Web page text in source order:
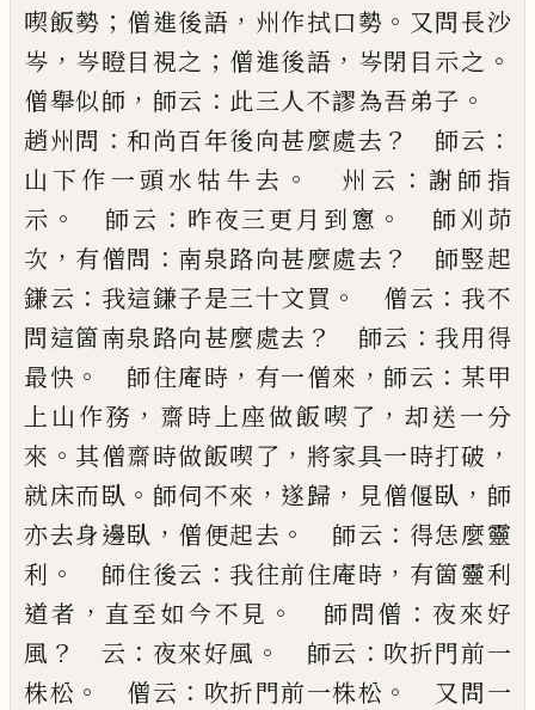
喫飯勢 ； 僧進後語 ， 州作拭口勢 。 又問長沙
岑 ， 岑瞪目視之 ； 僧進後語 ， 岑閉 目示之 。
僧舉似師 ， 師云 ： 此三人不謬為吾弟子 。
趙州問 ： 和尚百年後向甚麼處去 ？ 師云 ：
山下作一頭水牯 牛去 。 州云 ：謝師指
示 。 師云 ： 昨夜三更月到窻 。
師刈茆
次 ， 有僧問 ： 南泉路向甚麼處去 ？
師竪起
鎌云 ： 我這鎌子是三十文買 。 僧云 ： 我不
問這箇南泉路向甚麼處去 ？ 師云 ： 我用得
最快 。 師住庵時 ， 有一僧來 ， 師云 ： 某甲
上山作務 ， 齋時上座做飯喫了 ，却送一分
來 。其僧齋時做飯喫了 ， 將家具一時打破 ，
就床而臥 。 師伺不來 ， 遂歸 ， 見僧偃臥 ， 師
亦去身邊臥 ， 僧便起去 。 師云 ： 得恁麼靈
利 。 師住後云 ： 我往前住庵時 ， 有箇靈利
道者 ， 直至如今不見 。 師問僧 ： 夜來好
風 ？ 云 ： 夜來好風 。 師云 ： 吹折門前一
株松 。 僧云 ： 吹折門前一株松 。
又問一